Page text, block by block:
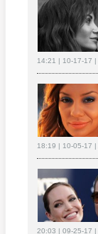
14:21 | 10-17-17 |
18:19 | 10-05-17 |
20:03 | 09-25-17 |